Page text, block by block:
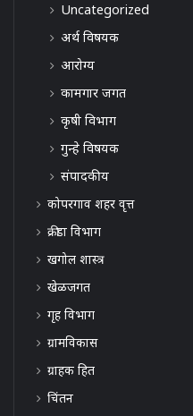
Uncategorized
अर्थ विषयक
आरोग्य
कामगार जगत
कृषी विभाग
गुन्हे विषयक
संपादकीय
कोपरगाव शहर वृत्त
क्रीडा विभाग
खगोल शास्त्र
खेळजगत
गृह विभाग
ग्रामविकास
ग्राहक हित
चिंतन